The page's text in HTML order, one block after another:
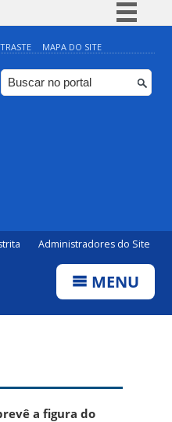
Simplifique!
Comunica BR
Participe
MAPA DO SITE
Administradores do Site
MENU
a figura do